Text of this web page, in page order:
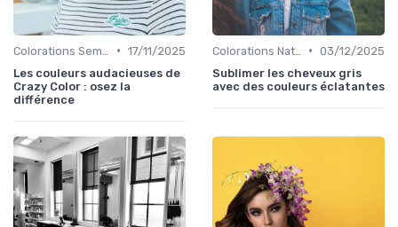
• 17/11/2025
Les couleurs audacieuses de
Crazy Color : osez la
différence
• 03/12/2025
Sublimer les cheveux gris
avec des couleurs éclatantes